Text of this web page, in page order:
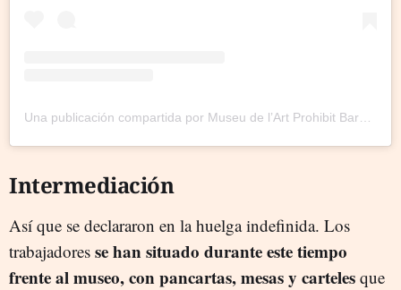
Intermediación
Así que se declararon en la huelga indefinida. Los
trabajadores se han situado durante este tiempo
frente al museo, con pancartas, mesas y carteles que